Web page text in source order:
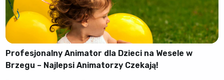
Profesjonalny Animator dla Dzieci na Wesele w
Brzegu – Najlepsi Animatorzy Czekają!